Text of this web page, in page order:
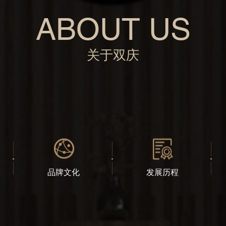
ABOUT US
关于双庆
品牌文化 发展历程